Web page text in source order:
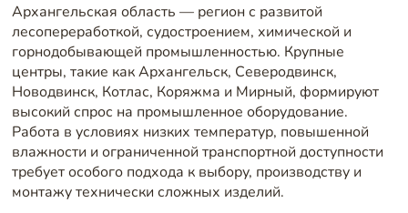
Архангельская область — регион с развитой
лесопереработкой, судостроением, химической и
горнодобывающей промышленностью. Крупные
центры, такие как Архангельск, Северодвинск,
Новодвинск, Котлас, Коряжма и Мирный, формируют
высокий спрос на промышленное оборудование.
Работа в условиях низких температур, повышенной
влажности и ограниченной транспортной доступности
требует особого подхода к выбору, производству и
монтажу технически сложных изделий.